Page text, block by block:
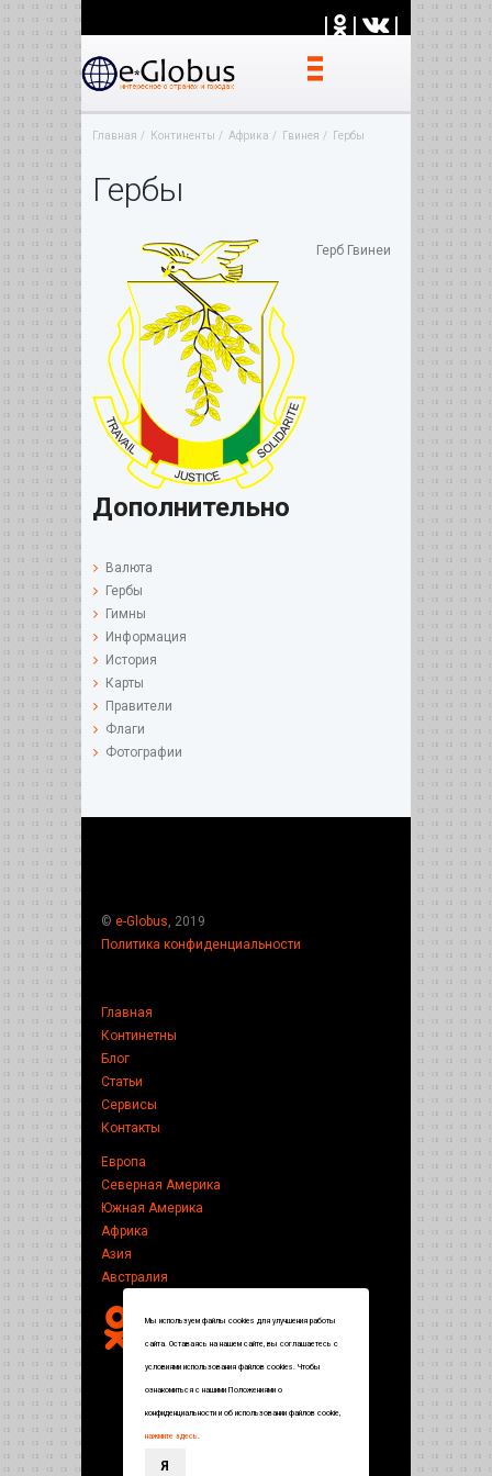
| | |
Главная Континенты Африка Гвинея Гербы
Гербы
Герб Гвинеи
Дополнительно
Валюта
Гербы
Гимны
Информация
История
Карты
Правители
Флаги
Фотографии
© e-Globus , 2019
Политика конфиденциальности
Главная
Континетны
Блог
Статьи
Сервисы
Контакты
Европа
Северная Америка
Южная Америка
Африка
Азия
Австралия
Мы используем файлы cookies для улучшения работы
сайта. Оставаясь на нашем сайте, вы соглашаетесь с
условиями использования файлов cookies. Чтобы
ознакомиться с нашими Положениями о
конфиденциальности и об использовании файлов cookie,
нажмите здесь.
Я